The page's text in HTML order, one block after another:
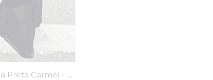
Saia Longa Preta Carmel - MiniMoni